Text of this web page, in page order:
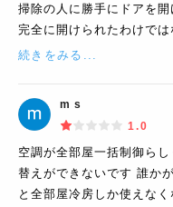
掃除の人に勝手にドアを
完全に開けられたわけで
続きをみる...
m s
1.0
空調が全部屋一括制御ら
替えができないです 誰か
と全部屋冷房しか使えな